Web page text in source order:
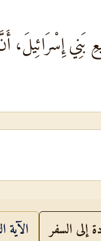
بَنِي
إلى السفر الآية